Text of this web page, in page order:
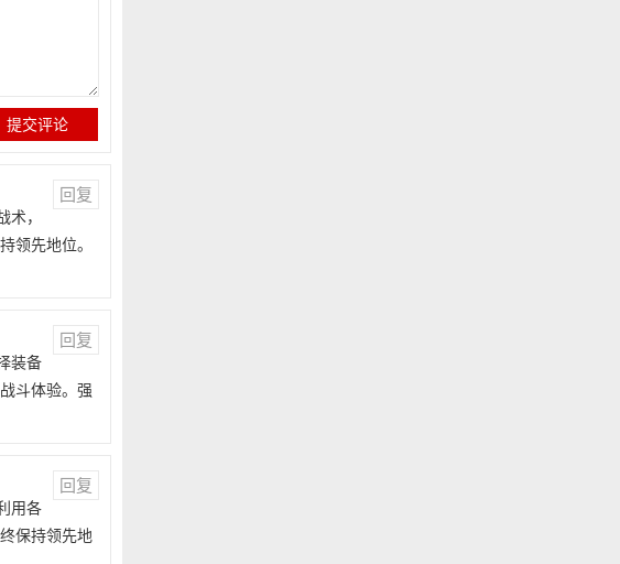
回复
，
领先地位。
回复
装备
斗体验。强
回复
用各
保持领先地